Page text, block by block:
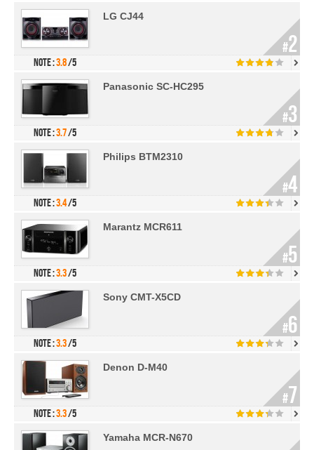
LG CJ44
Note :3.8/5
#2
Panasonic SC-HC295
Note :3.7/5
#3
Philips BTM2310
Note :3.4/5
#4
Marantz MCR611
Note :3.3/5
#5
Sony CMT-X5CD
Note :3.3/5
#6
Denon D-M40
Note :3.3/5
#7
Yamaha MCR-N670